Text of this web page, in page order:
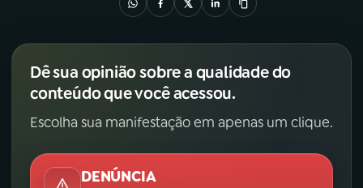
Dê sua opinião sobre a qualidade do
conteúdo que você acessou.
Escolha sua manifestação em apenas um clique.
DENÚNCIA